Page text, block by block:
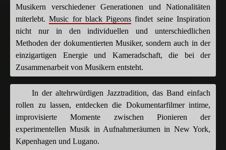
Musikern verschiedener Generationen und Nationalitäten
miterlebt.Music for black Pigeons findet seine Inspiration
nicht nur in den individuellen und unterschiedlichen
Methoden der dokumentierten Musiker, sondern auch in der
einzigartigen Energie und Kameradschaft, die bei der
Zusammenarbeit von Musikern entsteht.
In der altehrwürdigen Jazztradition, das Band einfach
rollen zu lassen, entdecken die Dokumentarfilmer intime,
improvisierte Momente zwischen Pionieren der
experimentellen Musik in Aufnahmeräumen in New York,
Køpenhagen und Lugano.